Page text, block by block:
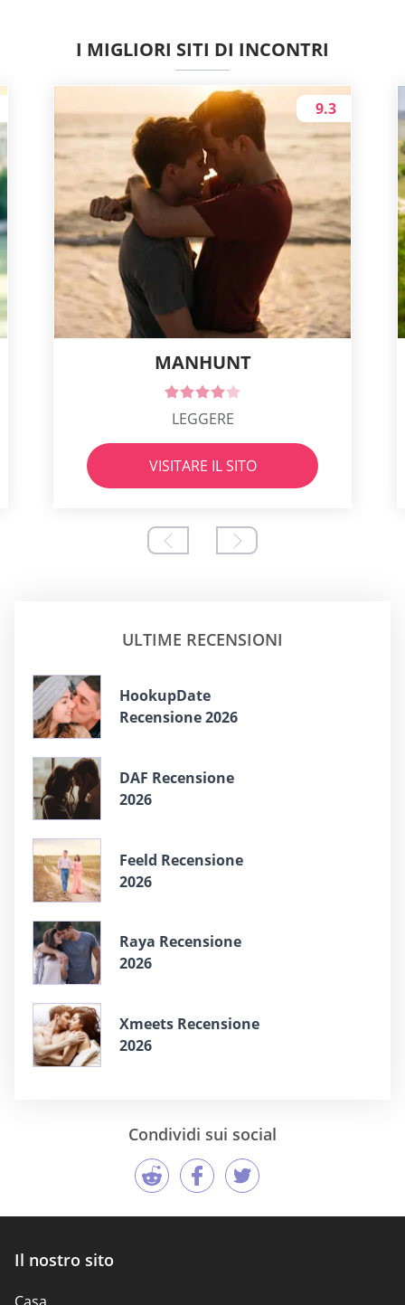
I MIGLIORI SITI DI INCONTRI
MANHUNT
9.3
LEGGERE
VISITARE IL SITO
ULTIME RECENSIONI
HookupDate
Recensione 2026
DAF Recensione
2026
Feeld Recensione
2026
Raya Recensione
2026
Xmeets Recensione
2026
Condividi sui social
Il nostro sito